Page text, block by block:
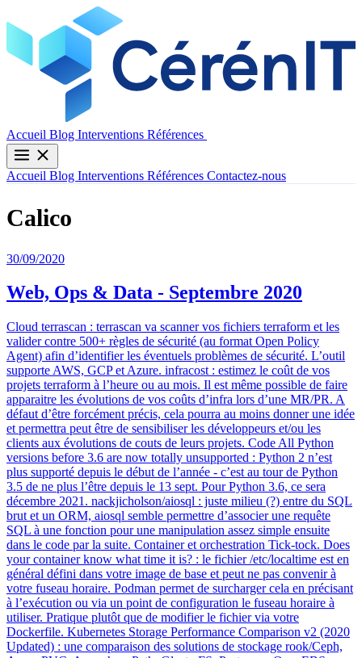
Accueil Blog Interventions Références
Accueil Blog Interventions Références Contactez-nous
Calico
30/09/2020
Web, Ops & Data - Septembre 2020
Cloud terrascan : terrascan va scanner vos fichiers terraform et les
valider contre 500+ règles de sécurité (au format Open Policy
Agent) afin d’identifier les éventuels problèmes de sécurité. L’outil
supporte AWS, GCP et Azure. infracost : estimez le coût de vos
projets terraform à l’heure ou au mois. Il est même possible de faire
apparaitre les évolutions de vos coûts d’infra lors d’une MR/PR. A
défaut d’être forcément précis, cela pourra au moins donner une idée
et permettra peut être de sensibiliser les développeurs et/ou les
clients aux évolutions de couts de leurs projets. Code All Python
versions before 3.6 are now totally unsupported : Python 2 n’est
plus supporté depuis le début de l’année - c’est au tour de Python
3.5 de ne plus l’être depuis le 13 sept. Pour Python 3.6, ce sera
décembre 2021. nackjicholson/aiosql : juste milieu (?) entre du SQL
brut et un ORM, aiosql semble permettre d’associer une requête
SQL à une fonction pour une manipulation assez simple ensuite
dans le code par la suite. Container et orchestration Tick-tock. Does
your container know what time it is? : le fichier /etc/localtime est en
général défini dans votre image de base et peut ne pas convenir à
votre fuseau horaire. Podman permet de surcharger cela en précisant
à l’exécution ou via un point de configuration le fuseau horaire à
utiliser. Pratique plutôt que de modifier le fichier via votre
Dockerfile. Kubernetes Storage Performance Comparison v2 (2020
Updated) : une comparaison des solutions de stockage rook/Ceph,